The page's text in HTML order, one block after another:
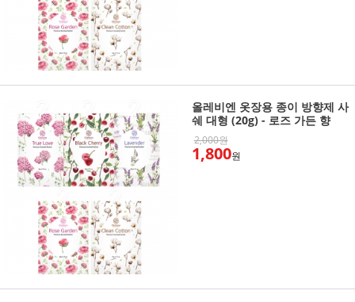
올레비엔 옷장용 종이 방향제 사
쉐 대형 (20g) - 로즈 가든 향
2,000원
1,800원